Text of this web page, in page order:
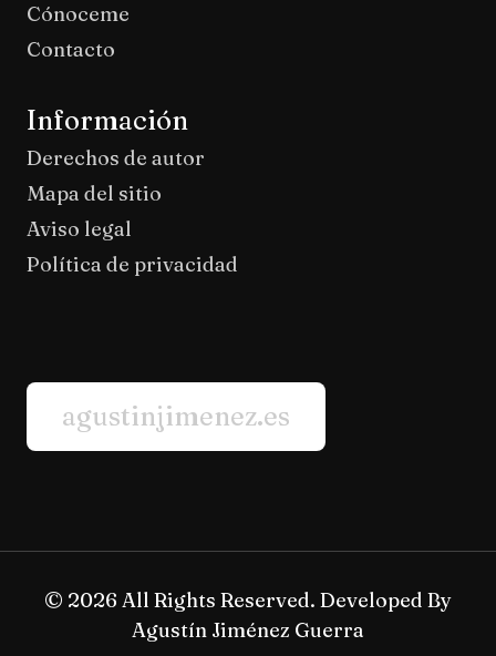
Cónoceme
Contacto
Información
Derechos de autor
Mapa del sitio
Aviso legal
Política de privacidad
agustinjimenez.es
© 2026 All Rights Reserved. Developed By
Agustín Jiménez Guerra